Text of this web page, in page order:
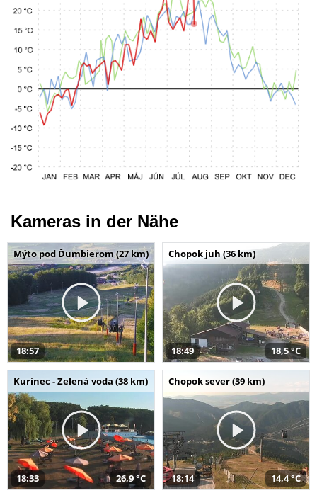
Kameras in der Nähe
Mýto pod Ďumbierom (27 km)
18:57
Chopok juh (36 km)
18:49 18,5 °C
Kurinec - Zelená voda (38 km)
18:33 26,9 °C
Chopok sever (39 km)
18:14 14,4 °C